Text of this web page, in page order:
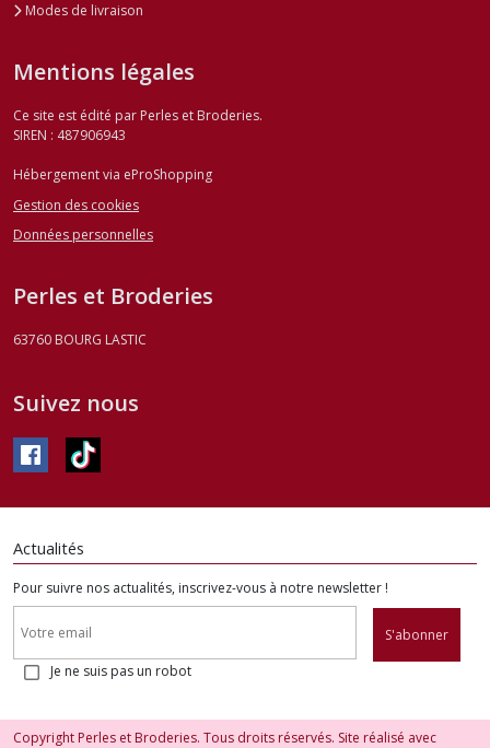
Modes de livraison
Mentions légales
Ce site est édité par Perles et Broderies.
SIREN : 487906943
Hébergement via eProShopping
Gestion des cookies
Données personnelles
Perles et Broderies
63760 BOURG LASTIC
Suivez nous
Actualités
Pour suivre nos actualités, inscrivez-vous à notre newsletter !
S'abonner
Je ne suis pas un robot
Copyright Perles et Broderies. Tous droits réservés. Site réalisé avec